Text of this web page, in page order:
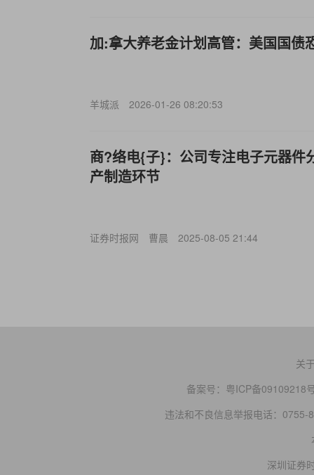
加:拿大养老金计划高管：美国国债
羊城派 2026-01-26 08:20:53
商?络电{子}：公司专注电子元器件
产制造环节
证券时报网 曹晨 2025-08-05 21:44
关
备案号： 粤ICP备09109218
违法和不良信息举报电话：0755-
深圳证券